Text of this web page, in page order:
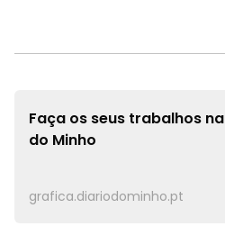
Faça os seus trabalhos na
do Minho
grafica.diariodominho.pt